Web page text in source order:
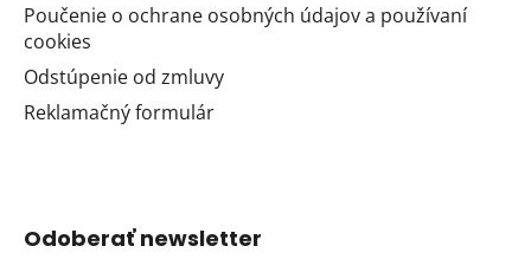
Poučenie o ochrane osobných údajov a používaní
cookies
Odstúpenie od zmluvy
Reklamačný formulár
Odoberať newsletter